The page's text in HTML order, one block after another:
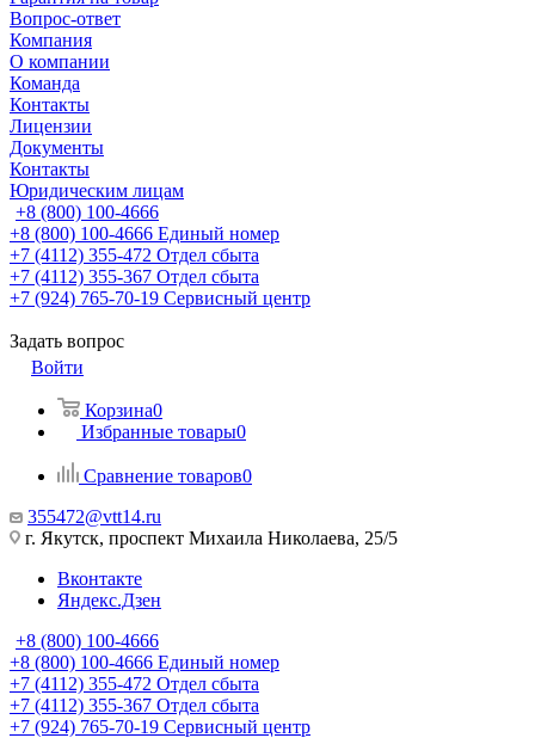
Вопрос-ответ
Компания
О компании
Команда
Контакты
Лицензии
Документы
Контакты
Юридическим лицам
+8 (800) 100-4666
+8 (800) 100-4666 Единый номер
+7 (4112) 355-472 Отдел сбыта
+7 (4112) 355-367 Отдел сбыта
+7 (924) 765-70-19 Сервисный центр
Задать вопрос
Войти
Корзина0
Избранные товары0
Сравнение товаров0
355472@vtt14.ru
г. Якутск, проспект Михаила Николаева, 25/5
Вконтакте
Яндекс.Дзен
+8 (800) 100-4666
+8 (800) 100-4666 Единый номер
+7 (4112) 355-472 Отдел сбыта
+7 (4112) 355-367 Отдел сбыта
+7 (924) 765-70-19 Сервисный центр